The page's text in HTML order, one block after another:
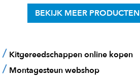
BEKIJK MEER PRODUCTEN
Kitgereedschappen online kopen
Montagesteun webshop